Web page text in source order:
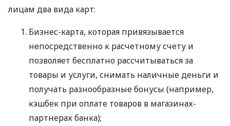
лицам два вида карт:
Бизнес-карта, которая привязывается
непосредственно к расчетному счету и
позволяет бесплатно рассчитываться за
товары и услуги, снимать наличные деньги и
получать разнообразные бонусы (например,
кэшбек при оплате товаров в магазинах-
партнерах банка);